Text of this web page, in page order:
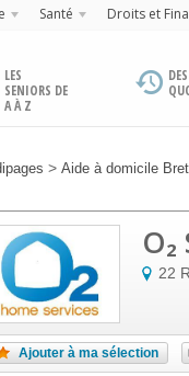
Santé Droits et
LES
SENIORS DE
A À Z
> Aide à domicile
22
Ajouter à ma sélection